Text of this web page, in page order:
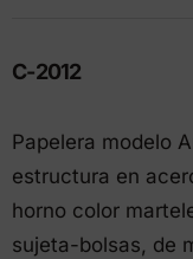
C-2012
Papelera modelo
estructura en
horno color
sujeta-bolsas, de